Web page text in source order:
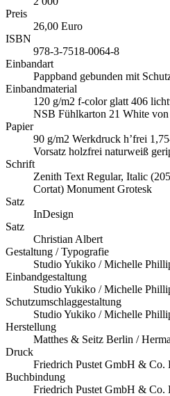
Preis
26,00 Euro
ISBN
978-3-7518-0064-8
Einbandart
Pappband gebunden mit
Einbandmaterial
120 g/m2 f-color glatt 406
NSB Fühlkarton 21 White
Papier
90 g/m2 Werkdruck h’frei
Vorsatz holzfrei naturweiß
Schrift
Zenith Text Regular, Italic
Cortat) Monument Grotesk
Satz
InDesign
Satz
Christian Albert
Gestaltung / Typografie
Studio Yukiko / Michelle
Einbandgestaltung
Studio Yukiko / Michelle
Schutzumschlaggestaltung
Studio Yukiko / Michelle
Herstellung
Matthes & Seitz Berlin /
Druck
Friedrich Pustet GmbH & Co.
Buchbindung
Friedrich Pustet GmbH & Co.